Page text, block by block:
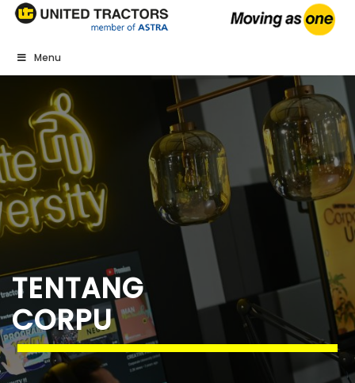
Menu
TENTANG
CORPU